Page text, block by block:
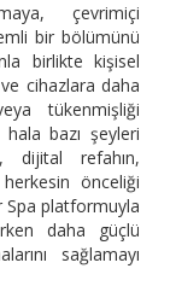
çevrimiçi
bir bölümünü
birlikte kişisel
cihazlara daha
tükenmişliği
bazı şeyleri
dijital refahın,
önceliği
Spa platformuyla
daha güçlü
sağlamayı